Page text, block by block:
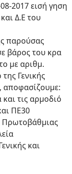
2017 εισή γηση
Δ.Ε του
παρούσας
βάρος του κρα
με αριθμ.
Γενικής
αποφασίζουμε:
τις αρμοδιό
ΠΕ30
Πρωτοβάθμιας
και